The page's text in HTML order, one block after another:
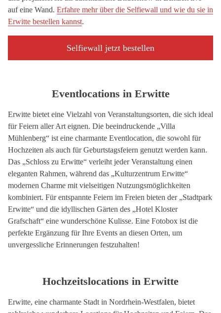
auf eine Wand. Erfahre mehr über die Selfiewall und wie du sie in
Erwitte bestellen kannst.
Selfiewall jetzt bestellen
Eventlocations in Erwitte
Erwitte bietet eine Vielzahl von Veranstaltungsorten, die sich ideal
für Feiern aller Art eignen. Die beeindruckende „Villa
Mühlenberg“ ist eine charmante Eventlocation, die sowohl für
Hochzeiten als auch für Geburtstagsfeiern genutzt werden kann.
Das „Schloss zu Erwitte“ verleiht jeder Veranstaltung einen
eleganten Rahmen, während das „Kulturzentrum Erwitte“
modernen Charme mit vielseitigen Nutzungsmöglichkeiten
kombiniert. Für entspannte Feiern im Freien bieten der „Stadtpark
Erwitte“ und die idyllischen Gärten des „Hotel Kloster
Grafschaft“ eine wunderschöne Kulisse. Eine Fotobox ist die
perfekte Ergänzung für Ihre Events an diesen Orten, um
unvergessliche Erinnerungen festzuhalten!
Hochzeitslocations in Erwitte
Erwitte, eine charmante Stadt in Nordrhein-Westfalen, bietet